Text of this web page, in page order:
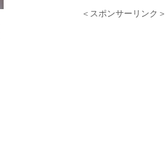
＜スポンサーリンク＞